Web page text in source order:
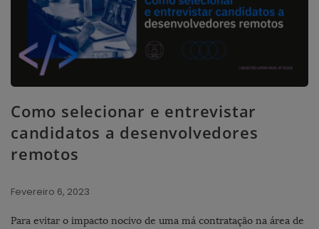
Como selecionar e entrevistar
candidatos a desenvolvedores
remotos
Fevereiro 6, 2023
Para evitar o impacto nocivo de uma má contratação na área de